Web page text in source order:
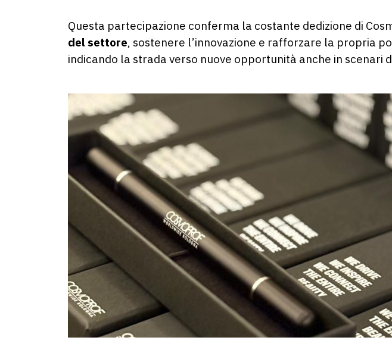
Questa partecipazione conferma la costante dedizione di
del settore, sostenere l’innovazione e rafforzare la propria
indicando la strada verso nuove opportunità anche in scenari